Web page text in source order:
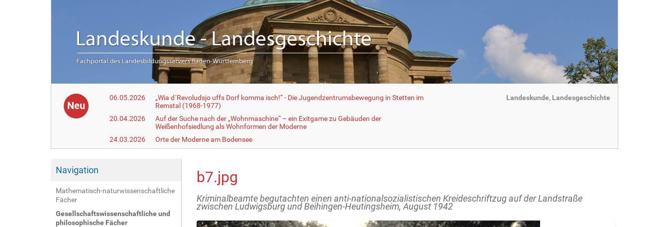
Neu
06.05.2026
„Wia d´Revoludsjo uffs Dorf komma isch!“ - Die Jugendzentrumsbewegung in Stetten im
Remstal (1968-1977)
20.04.2026
Auf der Suche nach der „Wohnmaschine“ – ein Exitgame zu Gebäuden der
Weißenhofsiedlung als Wohnformen der Moderne
24.03.2026
Orte der Moderne am Bodensee
Landeskunde, Landesgeschichte
Navigation
Mathematisch-naturwissenschaftliche
Fächer
Gesellschaftswissenschaftliche und
philosophische Fächer
b7.jpg
Kriminalbeamte begutachten einen anti-nationalsozialistischen Kreideschriftzug auf der Landstraße
zwischen Ludwigsburg und Beihingen-Heutingsheim, August 1942